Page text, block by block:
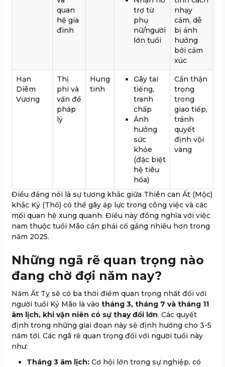
quan
hệ gia
đình
trợ từ
phụ
nữ/người
lớn tuổi
nhạy
cảm, dễ
bị ảnh
hưởng
bởi cảm
xúc
Hạn
Diêm
Vương
Thị
phi và
vấn đề
pháp
lý
Hung
tinh
Gây tai
tiếng,
tranh
chấp
Ảnh
hưởng
sức
khỏe
(đặc biệt
hệ tiêu
hóa)
Cần thận
trọng
trong
giao tiếp,
tránh
quyết
định vội
vàng
Điều đáng nói là sự tương khắc giữa Thiên can Ất (Mộc)
khắc Kỷ (Thổ) có thể gây áp lực trong công việc và các
mối quan hệ xung quanh. Điều này đồng nghĩa với việc
nam thuộc tuổi Mão cần phải cố gắng nhiều hơn trong
năm 2025.
Những ngã rẽ quan trọng nào
đang chờ đợi năm nay?
Năm Ất Tỵ sẽ có ba thời điểm quan trọng nhất đối với
người tuổi Kỷ Mão là vào tháng 3, tháng 7 và tháng 11
âm lịch, khi vận niên có sự thay đổi lớn. Các quyết
định trong những giai đoạn này sẽ định hướng cho 3-5
năm tới. Các ngã rẽ quan trọng đối với người tuổi này
như:
Tháng 3 âm lịch: Cơ hội lớn trong sự nghiệp, có